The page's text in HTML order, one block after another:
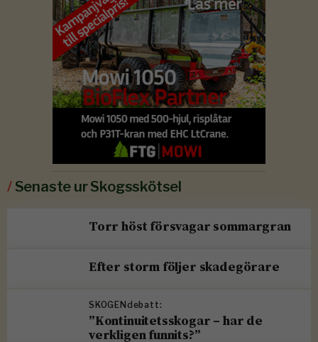
/Senaste ur Skogsskötsel
Torr höst försvagar sommargran
Efter storm följer skadegörare
SKOGENdebatt:
”Kontinuitetsskogar – har de
verkligen funnits?”